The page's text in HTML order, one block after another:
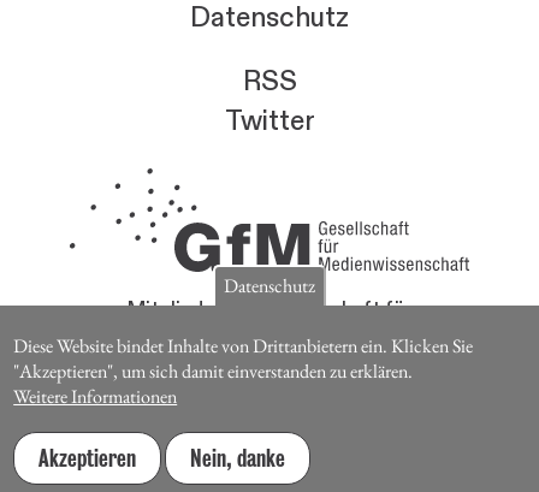
Datenschutz
RSS
Twitter
Mitglieder der Gesellschaft für
Medienwissenschaft erhalten die Zeitschrift für
Medienwissenschaft kostenlos.
Jetzt Mitglied werden
Datenschutz
Diese Website bindet Inhalte von Drittanbietern ein. Klicken Sie
"Akzeptieren", um sich damit einverstanden zu erklären.
Weitere Informationen
Akzeptieren Nein, danke